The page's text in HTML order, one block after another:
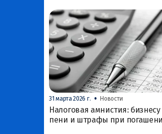
31 марта 2026 г. • Новости
Налоговая амнистия:
пени и штрафы при